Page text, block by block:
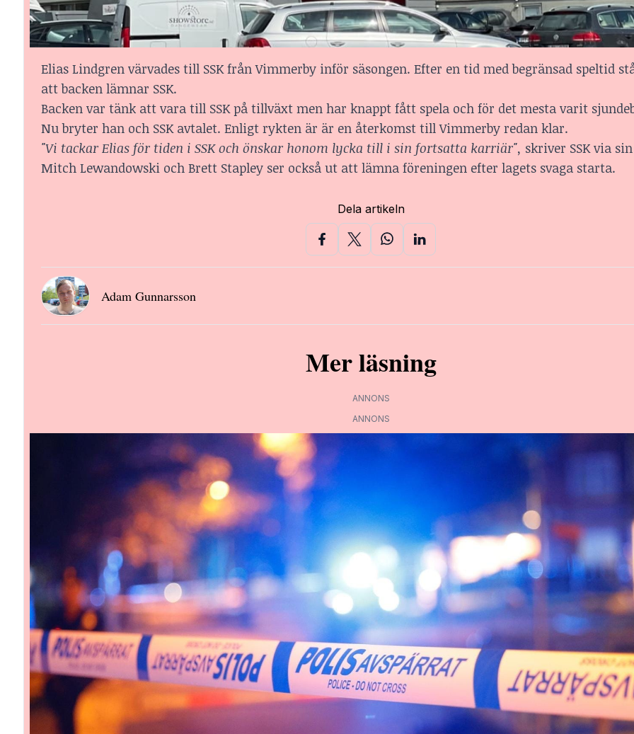
Elias Lindgren värvades till SSK från Vimmerby inför säsongen. Efter en tid med begränsad speltid
att backen lämnar SSK.
Backen var tänk att vara till SSK på tillväxt men har knappt fått spela och för det mesta varit
Nu bryter han och SSK avtalet. Enligt rykten är är en återkomst till Vimmerby redan klar.
"Vi tackar Elias för tiden i SSK och önskar honom lycka till i sin fortsatta karriär", skriver SSK via
Mitch Lewandowski och Brett Stapley ser också ut att lämna föreningen efter lagets svaga starta.
Dela artikeln
Adam Gunnarsson
Mer läsning
ANNONS
ANNONS